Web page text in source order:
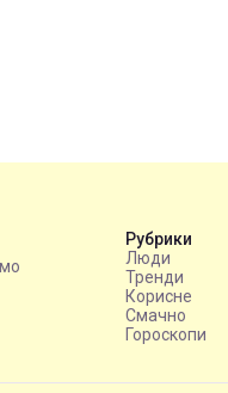
Рубрики
Люди
Тренди
Корисне
Смачно
Гороскопи